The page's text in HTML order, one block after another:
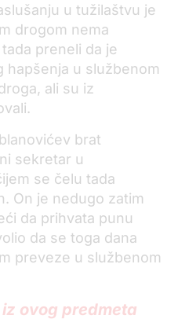
u tužilaštvu je
drogom nema
preneli da je
hapšenja u službenom
ali su iz
brat
sekretar u
se čelu tada
On je nedugo zatim
da prihvata punu
da se toga dana
preveze u službenom
ovog predmeta